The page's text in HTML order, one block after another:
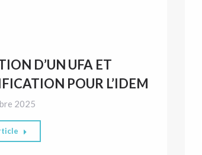
D’UN UFA ET
POUR L’IDEM
2025